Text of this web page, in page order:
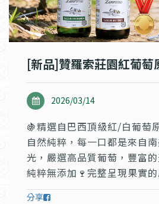
[新品]贊羅索莊園紅葡萄
2026/03/14
🍇精選自巴西頂級紅/白葡萄
自然純粹，每一口都是來自
光，嚴選高品質葡萄，豐富
純粹無添加🍷完整呈現果實的
分享